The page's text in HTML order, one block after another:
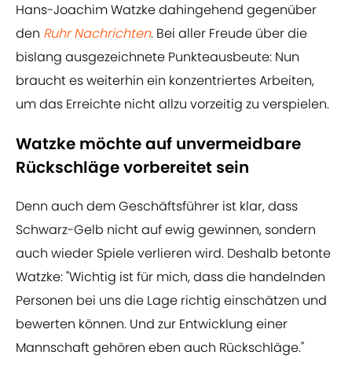
Hans-Joachim Watzke dahingehend gegenüber
den Ruhr Nachrichten. Bei aller Freude über die
bislang ausgezeichnete Punkteausbeute: Nun
braucht es weiterhin ein konzentriertes Arbeiten,
um das Erreichte nicht allzu vorzeitig zu verspielen.
Watzke möchte auf unvermeidbare
Rückschläge vorbereitet sein
Denn auch dem Geschäftsführer ist klar, dass
Schwarz-Gelb nicht auf ewig gewinnen, sondern
auch wieder Spiele verlieren wird. Deshalb betonte
Watzke: "Wichtig ist für mich, dass die handelnden
Personen bei uns die Lage richtig einschätzen und
bewerten können. Und zur Entwicklung einer
Mannschaft gehören eben auch Rückschläge."